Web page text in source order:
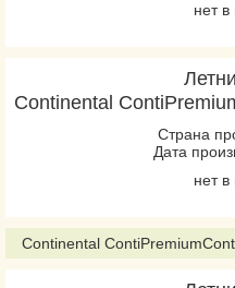
нет в
Continental
Страна
Дата
нет в
Continental